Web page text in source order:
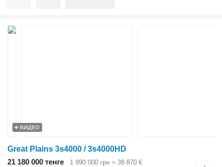
ВИДЕО
Great Plains 3s4000 / 3s4000HD
21 180 000 тенге
1 990 000 грн ≈ 38 870 €